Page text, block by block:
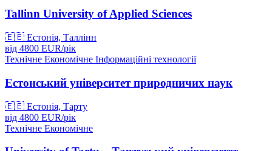
Tallinn University of Applied Sciences
🇪🇪 Естонія, Таллінн
від 4800 EUR/рік
Технічне Економічне Інформаційні технології
Естонський університет природничих наук
🇪🇪 Естонія, Тарту
від 4800 EUR/рік
Технічне Економічне